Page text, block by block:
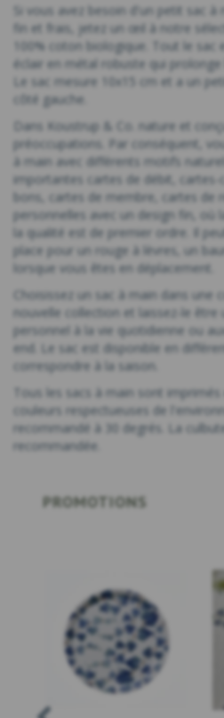
Si vous avez besoin d'un petit sac
fin et frais, jetez un œil à notre
100% coton biologique. Tout le
éclair en métal robuste qui prolonge
Le sac mesure 10x15 cm et a un
côté gauche.
Dans Koustrup & Co. nature et
préoccupations. Par conséquent,
à main avec différents motifs
importantes cartes de débit, cartes-
bons, cartes de membre, cartes de
personnelles avec un design fin, où
la qualité est de premier ordre. Il
place pour un rouge à lèvres, un
lorsque vous êtes en déplacement.
Choisissez un sac à main dans une
nouvelle collection et laissez-le
personnel à la vie quotidienne ou
end. Le sac est disponible en
correspondre à la saison.
Tous les sacs à main sont
couleurs respectueuses de
recommandé à 30 degrés. La
recommandée.
PROMOTIONS